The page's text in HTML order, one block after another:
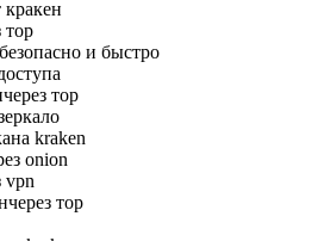
тор
и быстро
тор
kraken
onion
vpn
тор